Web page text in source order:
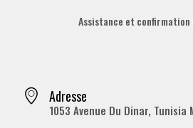
Assistance et confirmation
Adresse
1053 Avenue Du Dinar, Tunisia